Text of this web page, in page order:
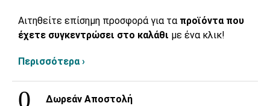
Αιτηθείτε επίσημη προσφορά για τα προϊόντα που
έχετε συγκεντρώσει στο καλάθι με ένα κλικ!
Περισσότερα ›
Δωρεάν Αποστολή